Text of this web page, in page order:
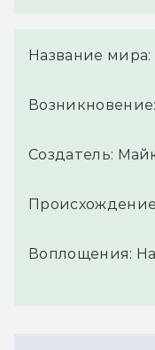
Название
Возникновение:
Создатель:
Воплощения: